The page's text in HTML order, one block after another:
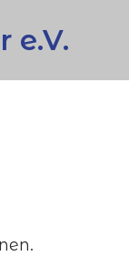
e.V.